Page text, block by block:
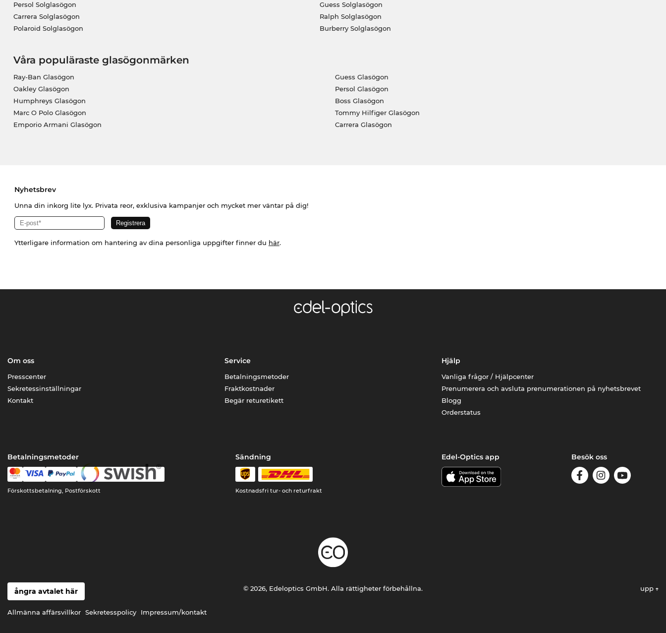
Persol Solglasögon
Carrera Solglasögon
Polaroid Solglasögon
Guess Solglasögon
Ralph Solglasögon
Burberry Solglasögon
Våra populäraste glasögonmärken
Ray-Ban Glasögon
Oakley Glasögon
Humphreys Glasögon
Marc O Polo Glasögon
Emporio Armani Glasögon
Guess Glasögon
Persol Glasögon
Boss Glasögon
Tommy Hilfiger Glasögon
Carrera Glasögon
Nyhetsbrev
Unna din inkorg lite lyx. Privata reor, exklusiva kampanjer och mycket mer väntar på dig!
Ytterligare information om hantering av dina personliga uppgifter finner du här.
Om oss
Presscenter
Sekretessinställningar
Kontakt
Service
Betalningsmetoder
Fraktkostnader
Begär returetikett
Hjälp
Vanliga frågor / Hjälpcenter
Prenumerera och avsluta prenumerationen på nyhetsbrevet
Blogg
Orderstatus
Betalningsmetoder
Förskottsbetalning, Postförskott
Sändning
Kostnadsfri tur- och returfrakt
Edel-Optics app Besök oss
ångra avtalet här
Allmänna affärsvillkor Sekretesspolicy Impressum/kontakt
© 2026, Edeloptics GmbH. Alla rättigheter förbehållna. upp